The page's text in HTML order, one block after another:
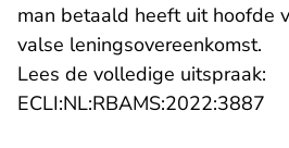
man betaald heeft uit hoofde
valse leningsovereenkomst.
Lees de volledige uitspraak:
ECLI:NL:RBAMS:2022:3887